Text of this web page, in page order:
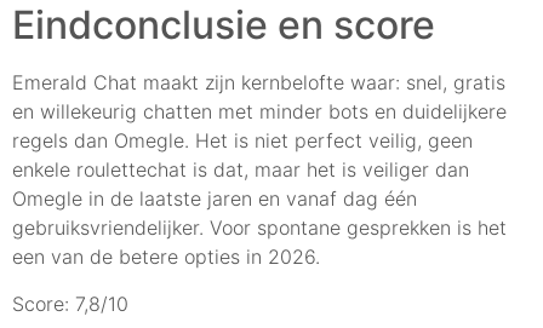
Eindconclusie en score
Emerald Chat maakt zijn kernbelofte waar: snel, gratis
en willekeurig chatten met minder bots en duidelijkere
regels dan Omegle. Het is niet perfect veilig, geen
enkele roulettechat is dat, maar het is veiliger dan
Omegle in de laatste jaren en vanaf dag één
gebruiksvriendelijker. Voor spontane gesprekken is het
een van de betere opties in 2026.
Score: 7,8/10